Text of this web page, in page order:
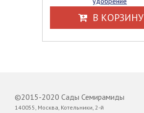
В КОРЗИНУ
©2015-2020 Сады Семирамиды
140055, Москва, Котельники, 2-й